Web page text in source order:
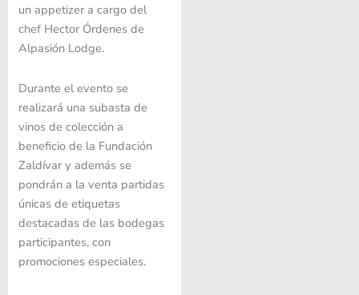
un appetizer a cargo del
chef Hector Órdenes de
Alpasión Lodge.
Durante el evento se
realizará una subasta de
vinos de colección a
beneficio de la Fundación
Zaldívar y además se
pondrán a la venta partidas
únicas de etiquetas
destacadas de las bodegas
participantes, con
promociones especiales.